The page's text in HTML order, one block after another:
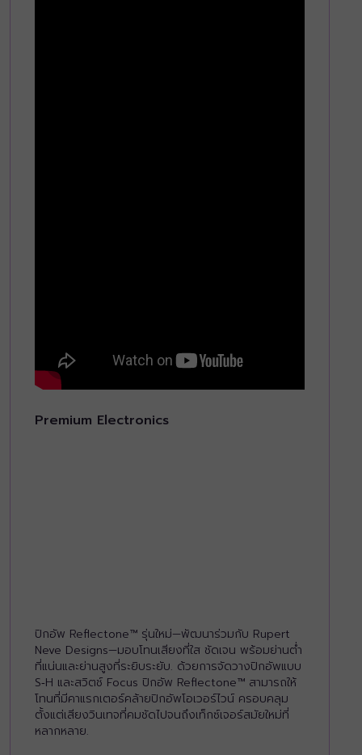
Premium Electronics
ปิกอัพ Reflectone™ รุ่นใหม่—พัฒนาร่วมกับ Rupert
Neve Designs—มอบโทนเสียงที่ใส ชัดเจน พร้อมย่านต่ำ
ที่แน่นและย่านสูงที่ระยิบระยับ. ด้วยการจัดวางปิกอัพแบบ
S‑H และสวิตช์ Focus ปิกอัพ Reflectone™ สามารถให้
โทนที่มีคาแรกเตอร์คล้ายปิกอัพโอเวอร์ไวน์ ครอบคลุม
ตั้งแต่เสียงวินเทจที่คมชัดไปจนถึงเท็กซ์เจอร์สมัยใหม่ที่
หลากหลาย.